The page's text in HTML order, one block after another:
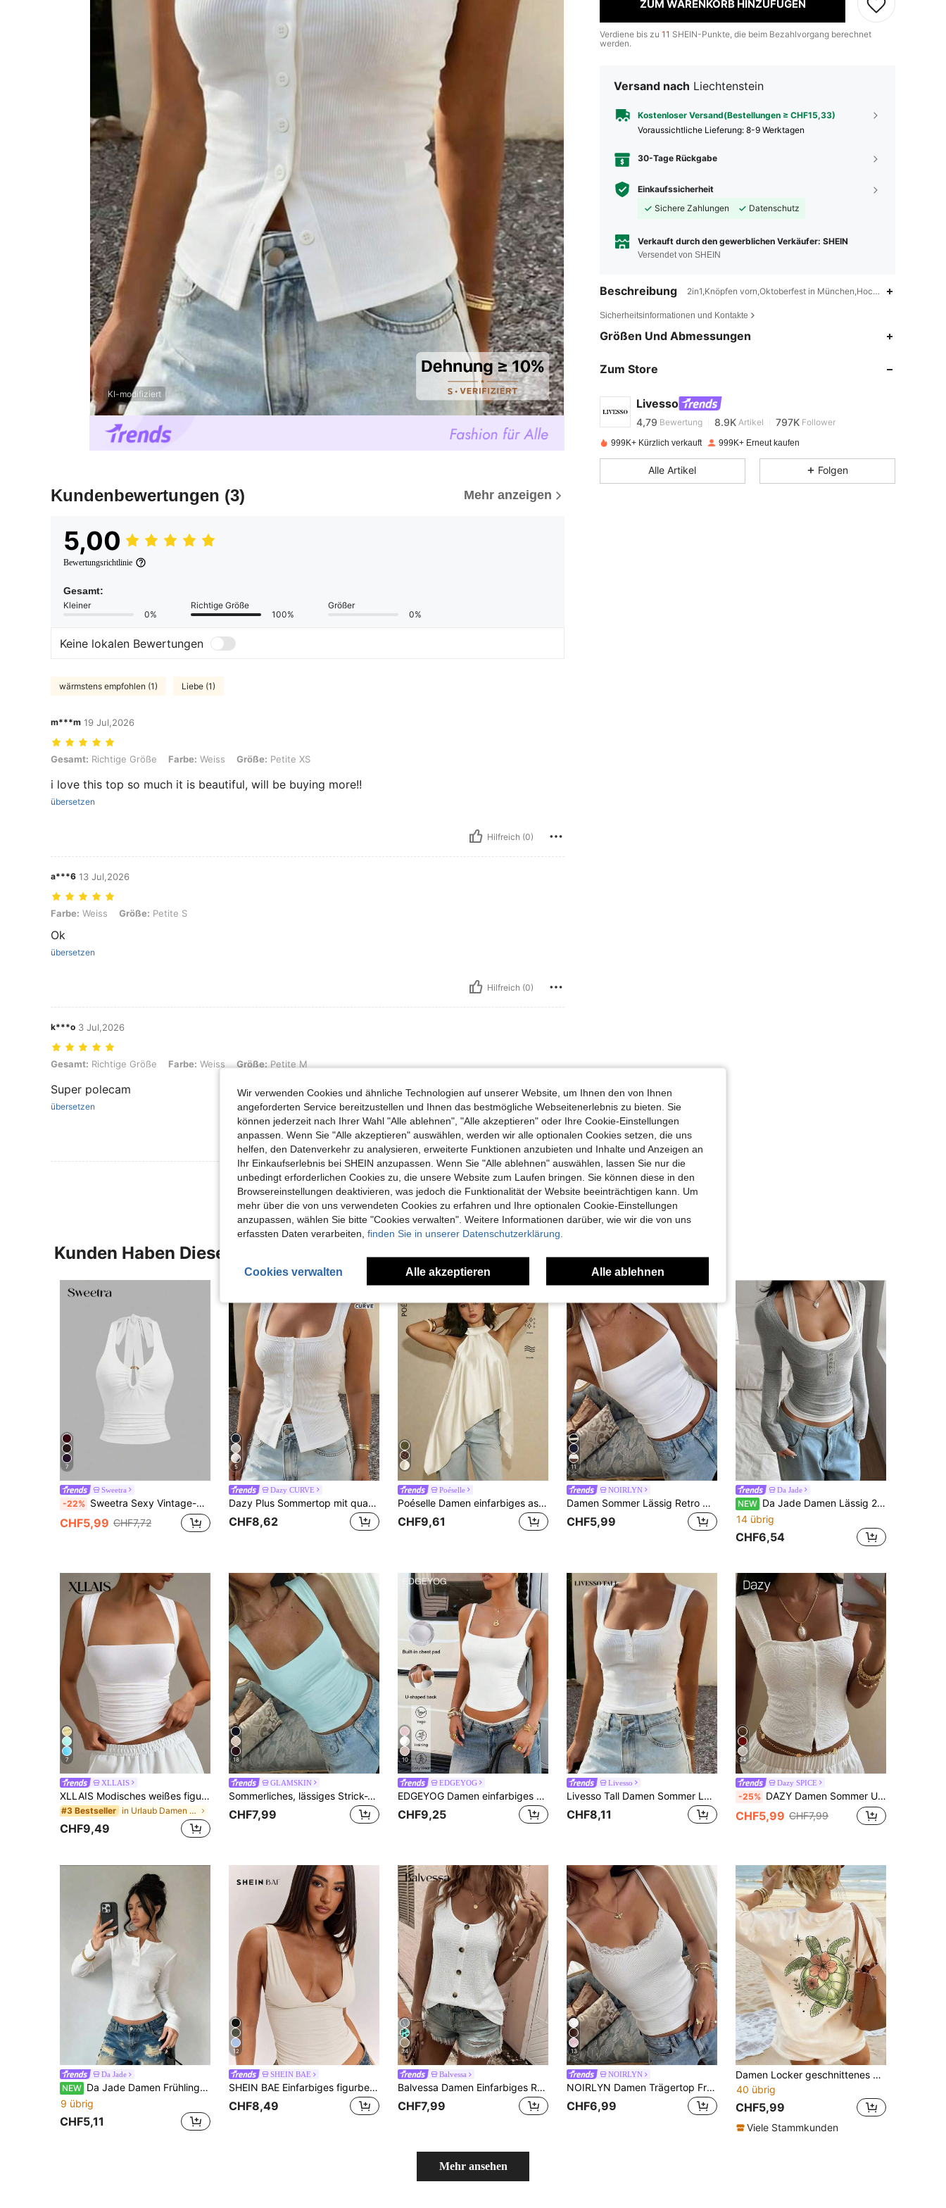
KI-modifiziert
Kundenbewertungen (3) Mehr anzeigen
5,00
Bewertungsrichtlinie
Gesamt:
Kleiner
0%
Richtige Größe
100%
Größer
0%
Keine lokalen Bewertungen
wärmstens empfohlen (1) Liebe (1)
m***m 19 Jul,2026
Gesamt: Richtige Größe, Farbe: Weiss, Größe: Petite XS
Gesamt: Richtige Größe Farbe: Weiss Größe: Petite XS
i love this top so much it is beautiful, will be buying more!!
übersetzen
Hilfreich (0)
a***6 13 Jul,2026
Farbe: Weiss, Größe: Petite S
Farbe: Weiss Größe: Petite S
Ok
übersetzen
Hilfreich (0)
k***o 3 Jul,2026
Gesamt: Richtige Größe, Farbe: Weiss, Größe: Petite M
Gesamt: Richtige Größe Farbe: Weiss Größe:Petite M
Super polecam
übersetzen
Hilfreich (0)
ZUM WARENKORB HINZUFÜGEN
Verdiene bis zu 11 SHEIN-Punkte, die beim Bezahlvorgang berechnet
werden.
Versand nach Liechtenstein
Kostenloser Versand(Bestellungen ≥ CHF15,33)
Voraussichtliche Lieferung: 8-9 Werktagen
30-Tage Rückgabe
Einkaufssicherheit
Sichere Zahlungen
Datenschutz
Verkauft durch den gewerblichen Verkäufer: SHEIN
Versendet von SHEIN
Beschreibung 2in1,Knöpfen vorn,Oktoberfest in München,Hoch-dehnbar
Sicherheitsinformationen und Kontakte
Größen Und Abmessungen
Zum Store
Livesso
4,79 8.9K
4,79
4,79 Bewertung 8.9K Artikel 797K Follower
bezahltVor 1 Tag
4,79 8.9K 797K
999K+ Kürzlich verkauft 999K+ Erneut kaufen
Alle Artikel Folgen
Kunden Haben Diese Artikel Auch Angeschaut
7
Sweetra
-22% Sweetra Sexy Vintage-Camisole-Oberteil mit tiefem V-Ausschnitt und Metallschnalle
CHF5,99 CHF7,72
5
Dazy CURVE
Dazy Plus Sommertop mit quadratischem Ausschnitt, figurbetonter Rippstrick, vielseitig einsetzbar, kurz geschnitten, weiß, Große Größen, breite Träger für Frühling/Sommer
CHF8,62
Poéselle
Poéselle Damen einfarbiges asymmetrisches Saum lässiges elegantes Mode Tanktop Party Cremeweiß Sommer
CHF9,61
11
NOIRLYN
Damen Sommer Lässig Retro Hot Girl Stil einfarbiges Neckholder Top, geeignet für Streetwear und Pendeln Weiß
CHF5,99
Da Jade
NEW Da Jade Damen Lässig 2 in 1 Langarm Oberteil
14 übrig
CHF6,54
7
XLLAIS
XLLAIS Modisches weißes figurbetontes Tanktop mit Kragen für den Lässig- und Urlaubslook, geeignet für alle Jahreszeiten, Sommer, Clean Girl Ästhetik
#3 Bestseller in Urlaub Damen Tank Tops & Camis
CHF9,49
18
GLAMSKIN
Sommerliches, lässiges Strick-Tanktop für Damen mit Streifenmuster
CHF7,99
10
EDGEYOG
EDGEYOG Damen einfarbiges ärmelloses kurzes Sport-Tanktop mit integrierten gepolsterten Cups, gestricktes Camisole für Herbst/Sommer Outdoor Fitness, Yoga, Pilates, Joggen, Fitnessstudio, Schulanfang
CHF9,25
Livesso
Livesso Tall Damen Sommer Lässig Rundhalsausschnitt Ärmellos Camisole, Hohe Frauen Niedliches Top
CHF8,11
34
Dazy SPICE
-25% DAZY Damen Sommer Urlaub einfarbiges Jacquard Vorderseite Knopf anliegendes Trägerhemd
CHF5,99 CHF7,99
Da Jade
NEW Da Jade Damen Frühling/Herbst weiches elegantes weißes Strick-Henley-Neck Top, gerippte Langarm Slim Fit Bluse, geeignet für Pendeln, Brunch, Urlaub und Streetwear, Mehrjahresartikel
9 übrig
CHF5,11
12
SHEIN BAE
SHEIN BAE Einfarbiges figurbetontes Damen-Tanktop mit V-Ausschnitt, vielseitiger All-Match-Stil, Garderoben-Essential, geeignet für Büro, ganzjährig tragbar, braunes Top, lässiges Top
CHF8,49
34
Balvessa
Balvessa Damen Einfarbiges Rundhals-Knopf-Design Lässig Trägershirt
CHF7,99
13
NOIRLYN
NOIRLYN Damen Trägertop Frühling Sommer Y2K Sexy figurbetont Spitze Patchwork Camisole Lässig Weiß
CHF6,99
Damen Locker geschnittenes Casual Sommer Top mit Rundhalsausschnitt, Kurzen Ärmeln und Schildkröten- & Blume Muster
40 übrig
CHF5,99
Viele Stammkunden
Mehr ansehen
Wir verwenden Cookies und ähnliche Technologien auf unserer Website, um Ihnen den von Ihnen
angeforderten Service bereitzustellen und Ihnen das bestmögliche Webseitenerlebnis zu bieten. Sie
können jederzeit nach Ihrer Wahl "Alle ablehnen", "Alle akzeptieren" oder Ihre Cookie-Einstellungen
anpassen. Wenn Sie "Alle akzeptieren" auswählen, werden wir alle optionalen Cookies setzen, die uns
helfen, den Datenverkehr zu analysieren, erweiterte Funktionen anzubieten und Inhalte und Anzeigen an
Ihr Einkaufserlebnis bei SHEIN anzupassen. Wenn Sie "Alle ablehnen" auswählen, lassen Sie nur die
unbedingt erforderlichen Cookies zu, die unsere Website zum Laufen bringen. Sie können diese in den
Browsereinstellungen deaktivieren, was jedoch die Funktionalität der Website beeinträchtigen kann. Um
mehr über die von uns verwendeten Cookies zu erfahren und Ihre optionalen Cookie-Einstellungen
anzupassen, wählen Sie bitte "Cookies verwalten". Weitere Informationen darüber, wie wir die von uns
erfassten Daten verarbeiten, finden Sie in unserer Datenschutzerklärung.
Cookies verwalten Alle akzeptieren Alle ablehnen